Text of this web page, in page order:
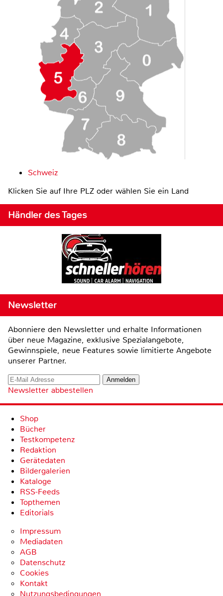
Schweiz
Klicken Sie auf Ihre PLZ oder wählen Sie ein Land
Händler des Tages
Newsletter
Abonniere den Newsletter und erhalte Informationen
über neue Magazine, exklusive Spezialangebote,
Gewinnspiele, neue Features sowie limitierte Angebote
unserer Partner.
Newsletter abbestellen
Shop
Bücher
Testkompetenz
Redaktion
Gerätedaten
Bildergalerien
Kataloge
RSS-Feeds
Topthemen
Editorials
Impressum
Mediadaten
AGB
Datenschutz
Cookies
Kontakt
Nutzungsbedingungen